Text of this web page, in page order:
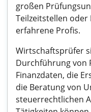
großen
Teilzeitstellen
erfahrene Profis.
Wirtschaftsprüfer
Durchführung von
Finanzdaten, die
die Beratung von
steuerrechtlichen